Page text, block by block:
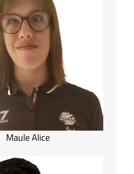
Maule Alice